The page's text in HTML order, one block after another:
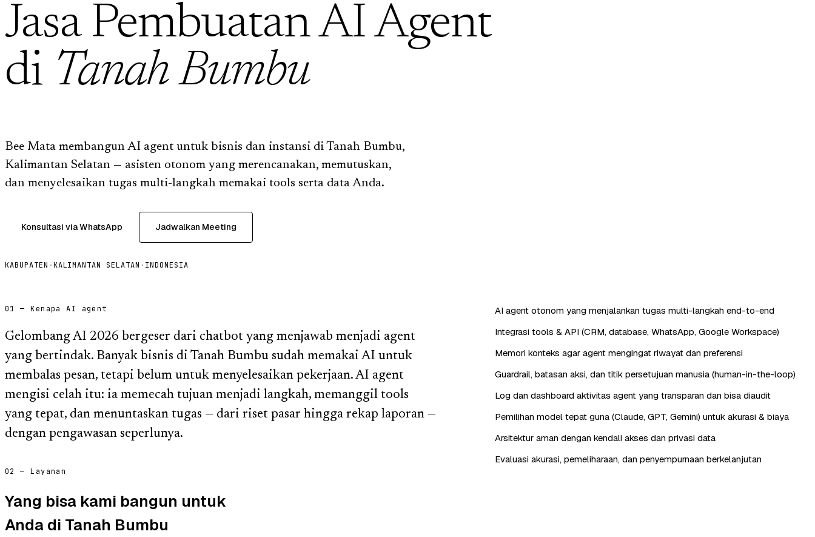
Jasa Pembuatan AI Agent
di Tanah Bumbu
Bee Mata membangun AI agent untuk bisnis dan instansi di Tanah Bumbu,
Kalimantan Selatan — asisten otonom yang merencanakan, memutuskan,
dan menyelesaikan tugas multi-langkah memakai tools serta data Anda.
Konsultasi via WhatsApp Jadwalkan Meeting
KABUPATEN ·KALIMANTAN SELATAN · INDONESIA
01 — Kenapa AI agent
Gelombang AI 2026 bergeser dari chatbot yang menjawab menjadi agent
yang bertindak. Banyak bisnis di Tanah Bumbu sudah memakai AI untuk
membalas pesan, tetapi belum untuk menyelesaikan pekerjaan. AI agent
mengisi celah itu: ia memecah tujuan menjadi langkah, memanggil tools
yang tepat, dan menuntaskan tugas — dari riset pasar hingga rekap laporan —
dengan pengawasan seperlunya.
AI agent otonom yang menjalankan tugas multi-langkah end-to-end
Integrasi tools & API (CRM, database, WhatsApp, Google Workspace)
Memori konteks agar agent mengingat riwayat dan preferensi
Guardrail, batasan aksi, dan titik persetujuan manusia (human-in-the-loop)
Log dan dashboard aktivitas agent yang transparan dan bisa diaudit
Pemilihan model tepat guna (Claude, GPT, Gemini) untuk akurasi & biaya
Arsitektur aman dengan kendali akses dan privasi data
Evaluasi akurasi, pemeliharaan, dan penyempurnaan berkelanjutan
02 — Layanan
Yang bisa kami bangun untuk
Anda di Tanah Bumbu